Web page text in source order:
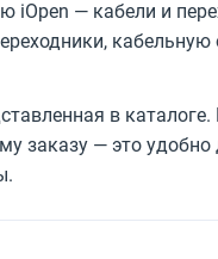
iOpen — кабели и
в
заказу — это